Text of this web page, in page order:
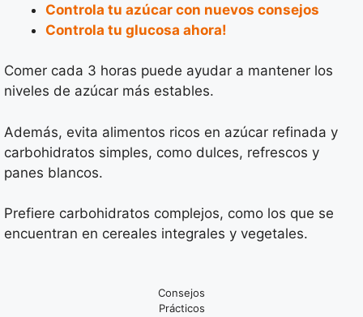
Controla tu azúcar con nuevos consejos
Controla tu glucosa ahora!
Comer cada 3 horas puede ayudar a mantener los
niveles de azúcar más estables.
Además, evita alimentos ricos en azúcar refinada y
carbohidratos simples, como dulces, refrescos y
panes blancos.
Prefiere carbohidratos complejos, como los que se
encuentran en cereales integrales y vegetales.
Consejos
Prácticos